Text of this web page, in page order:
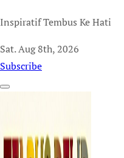
Inspiratif Tembus Ke Hati
Sat. Aug 8th, 2026
Subscribe